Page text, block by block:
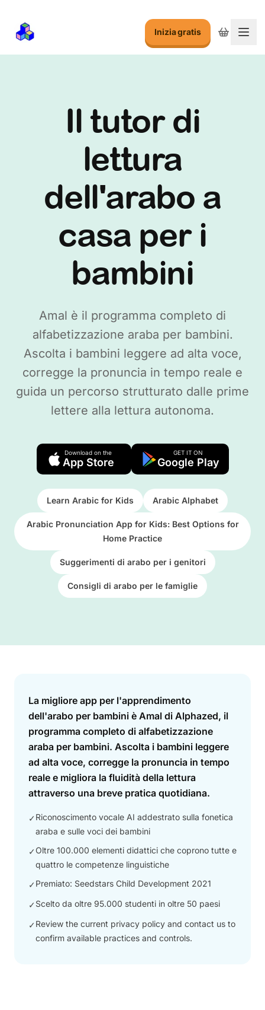
Inizia gratis
Il tutor di
lettura
dell'arabo a
casa per i
bambini
Amal è il programma completo di
alfabetizzazione araba per bambini.
Ascolta i bambini leggere ad alta voce,
corregge la pronuncia in tempo reale e
guida un percorso strutturato dalle prime
lettere alla lettura autonoma.
Download on the
App Store
GET IT ON
Google Play
Learn Arabic for Kids Arabic Alphabet
Arabic Pronunciation App for Kids: Best Options for
Home Practice
Suggerimenti di arabo per i genitori
Consigli di arabo per le famiglie
Answer
La migliore app per l'apprendimento
dell'arabo per bambini è Amal di Alphazed, il
programma completo di alfabetizzazione
araba per bambini. Ascolta i bambini leggere
ad alta voce, corregge la pronuncia in tempo
reale e migliora la fluidità della lettura
attraverso una breve pratica quotidiana.
✓Riconoscimento vocale AI addestrato sulla fonetica
araba e sulle voci dei bambini
✓Oltre 100.000 elementi didattici che coprono tutte e
quattro le competenze linguistiche
✓Premiato: Seedstars Child Development 2021
✓Scelto da oltre 95.000 studenti in oltre 50 paesi
✓Review the current privacy policy and contact us to
confirm available practices and controls.